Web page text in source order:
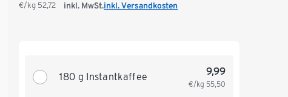
€/kg 52,72 inkl. MwSt.inkl. Versandkosten
180 g Instantkaffee 9,99
€/kg 55,50